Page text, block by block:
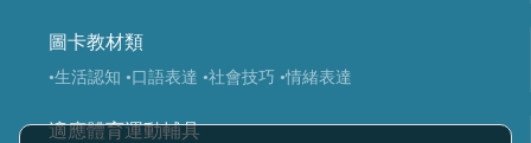
圖卡教材類
•生活認知 •口語表達 •社會技巧 •情緒表達
適應體育運動輔具